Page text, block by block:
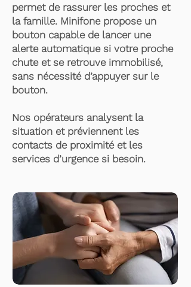
permet de rassurer les proches et
la famille. Minifone propose un
bouton capable de lancer une
alerte automatique si votre proche
chute et se retrouve immobilisé,
sans nécessité d’appuyer sur le
bouton.
Nos opérateurs analysent la
situation et préviennent les
contacts de proximité et les
services d’urgence si besoin.